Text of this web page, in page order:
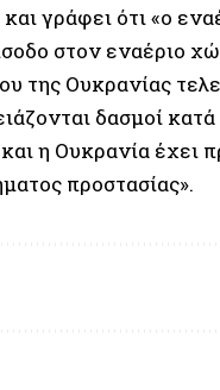
γράφει ότι «ο
στον εναέριο
της Ουκρανίας
δασμοί
η Ουκρανία έχει
προστασίας».